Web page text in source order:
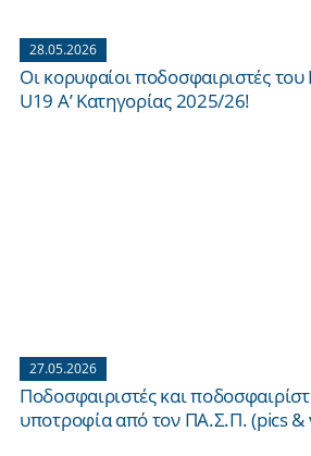
28.05.2026
Οι κορυφαίοι ποδοσφαιριστές
U19 Α’ Κατηγορίας 2025/26!
27.05.2026
Ποδοσφαιριστές και
υποτροφία από τον ΠΑ.Σ.Π. (pics &